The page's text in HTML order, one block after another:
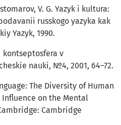
V. G. Yazyk i kultura:
russkogo yazyka kak
Yazyk, 1990.
kontseptosfera v
nauki, №4, 2001, 64–72.
The Diversity of Human
on the Mental
Cambridge